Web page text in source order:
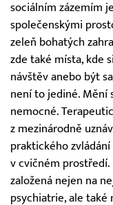
sociálním zázemím
společenskými
zeleň bohatých
zde také místa, kde
návštěv anebo být
není to jediné. Mění
nemocné.
z mezinárodně
praktického
v cvičném prostředí.
založená nejen na
psychiatrie, ale také